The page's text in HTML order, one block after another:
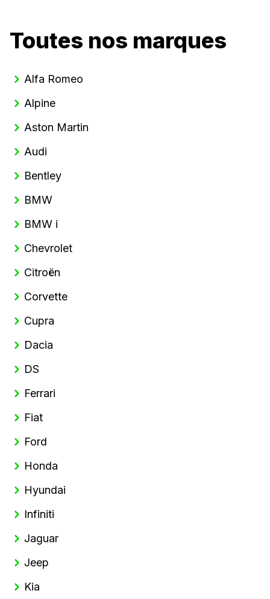
Toutes nos marques
Alfa Romeo
Alpine
Aston Martin
Audi
Bentley
BMW
BMW i
Chevrolet
Citroën
Corvette
Cupra
Dacia
DS
Ferrari
Fiat
Ford
Honda
Hyundai
Infiniti
Jaguar
Jeep
Kia